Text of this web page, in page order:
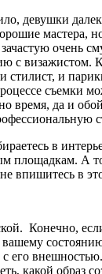
девушки
очень
с
и
съемки
время, да и
в
площадкам. А
впишитесь в
Конечно,
его
какой образ